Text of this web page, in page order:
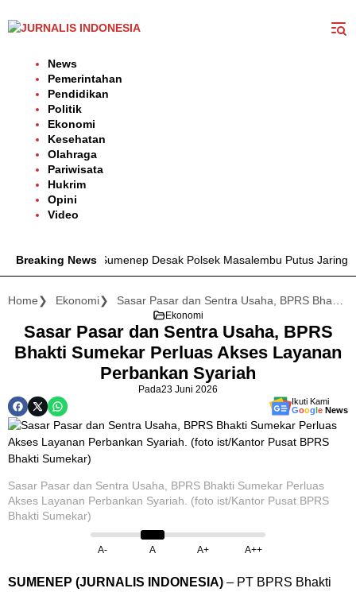
ke
News
Pemerintahan
Pendidikan
Politik
Ekonomi
Kesehatan
Olahraga
Pariwisata
Hukrim
Opini
Video
Breaking News
DPRD Sumenep Desak Polsek Masalembu Putus Jaringan
Home Ekonomi
Ekonomi
Sasar Pasar dan Sentra Usaha, BPRS
Bhakti Sumekar Perluas Akses Layanan
Perbankan Syariah
Pada23 Juni 2026
Ikuti Kami
Google News
Sasar Pasar dan Sentra Usaha, BPRS Bhakti Sumekar Perluas
Akses Layanan Perbankan Syariah. (foto ist/Kantor Pusat BPRS
Bhakti Sumekar)
A- A A+ A++
SUMENEP (JURNALIS INDONESIA) – PT BPRS Bhakti